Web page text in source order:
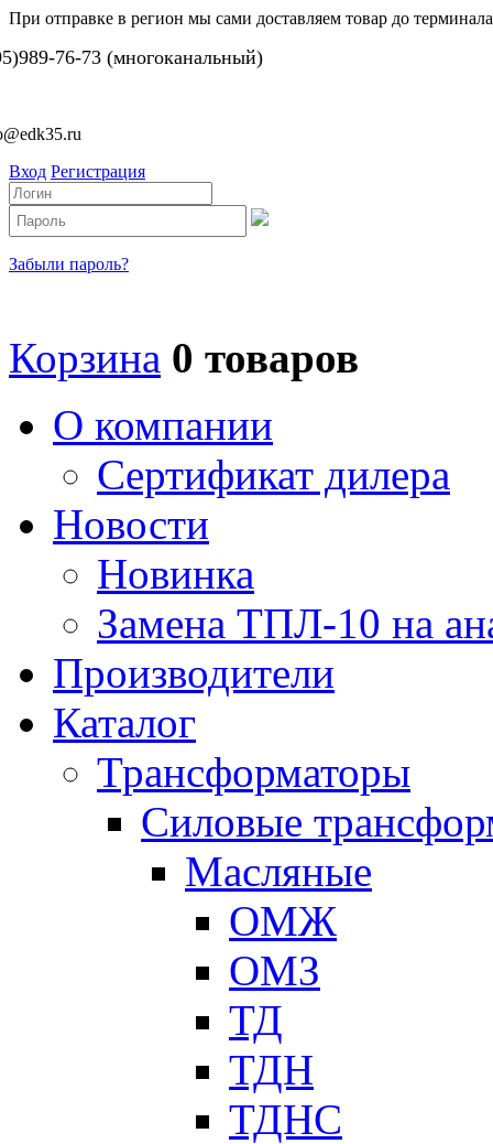
При отправке в регион мы сами доставляем товар до
76-73 (многоканальный)
Вход Регистрация
Забыли пароль?
Корзина 0 товаров
О компании
Сертификат дилера
Новости
Новинка
Замена ТПЛ-10 на
Производители
Каталог
Трансформаторы
Cиловые
Масляные
ОМЖ
ОМЗ
ТД
ТДН
ТДНС